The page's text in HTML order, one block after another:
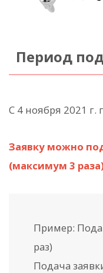
Период
С 4 ноября 2021 г.
Заявку можно
(максимум 3
Пример:
раз)
Подача